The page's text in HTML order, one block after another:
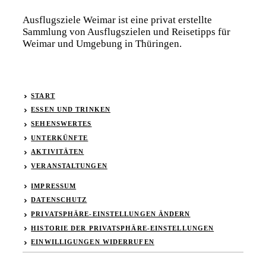
Ausflugsziele Weimar ist eine privat erstellte
Sammlung von Ausflugszielen und Reisetipps für
Weimar und Umgebung in Thüringen.
START
ESSEN UND TRINKEN
SEHENSWERTES
UNTERKÜNFTE
AKTIVITÄTEN
VERANSTALTUNGEN
IMPRESSUM
DATENSCHUTZ
PRIVATSPHÄRE-EINSTELLUNGEN ÄNDERN
HISTORIE DER PRIVATSPHÄRE-EINSTELLUNGEN
EINWILLIGUNGEN WIDERRUFEN